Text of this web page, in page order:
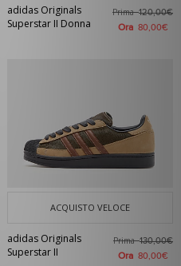
adidas Originals
Superstar II Donna
Prima120,00€
Ora 80,00€
ACQUISTO VELOCE
adidas Originals
Superstar II
Prima130,00€
Ora 80,00€